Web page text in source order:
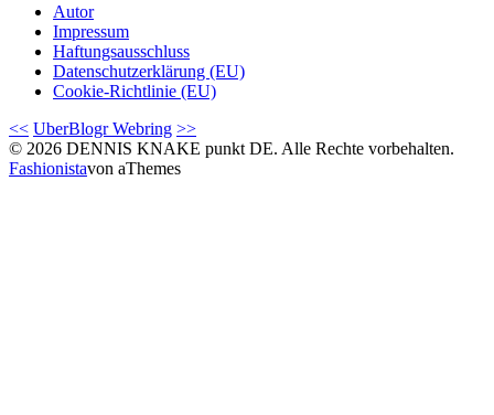
Autor
Impressum
Haftungsausschluss
Datenschutzerklärung (EU)
Cookie-Richtlinie (EU)
<< UberBlogr Webring >>
© 2026 DENNIS KNAKE punkt DE. Alle Rechte vorbehalten.
Fashionistavon aThemes